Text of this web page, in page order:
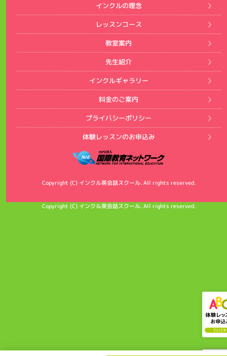
インクルの理念
レッスンコース
教室案内
先生紹介
インクルギャラリー
料金のご案内
プライバシーポリシー
体験レッスンのお申込み
Copyright (C) インクル英会話スクール. All rights reserved.
Copyright (C) インクル英会話スクール. All rights reserved.